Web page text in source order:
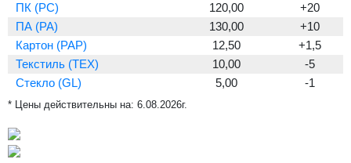
ПК (PC)
120,00
+20
ПА (PA)
130,00
+10
Картон (PAP)
12,50
+1,5
Текстиль (TEX)
10,00
-5
Стекло (GL)
5,00 -1
* Цены действительны на: 6.08.2026г.